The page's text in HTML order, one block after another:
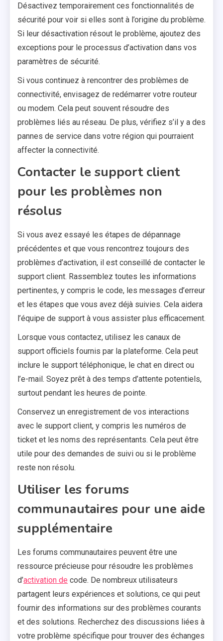
Désactivez temporairement ces fonctionnalités de
sécurité pour voir si elles sont à l’origine du problème.
Si leur désactivation résout le problème, ajoutez des
exceptions pour le processus d’activation dans vos
paramètres de sécurité.
Si vous continuez à rencontrer des problèmes de
connectivité, envisagez de redémarrer votre routeur
ou modem. Cela peut souvent résoudre des
problèmes liés au réseau. De plus, vérifiez s’il y a des
pannes de service dans votre région qui pourraient
affecter la connectivité.
Contacter le support client
pour les problèmes non
résolus
Si vous avez essayé les étapes de dépannage
précédentes et que vous rencontrez toujours des
problèmes d’activation, il est conseillé de contacter le
support client. Rassemblez toutes les informations
pertinentes, y compris le code, les messages d’erreur
et les étapes que vous avez déjà suivies. Cela aidera
l’équipe de support à vous assister plus efficacement.
Lorsque vous contactez, utilisez les canaux de
support officiels fournis par la plateforme. Cela peut
inclure le support téléphonique, le chat en direct ou
l’e-mail. Soyez prêt à des temps d’attente potentiels,
surtout pendant les heures de pointe.
Conservez un enregistrement de vos interactions
avec le support client, y compris les numéros de
ticket et les noms des représentants. Cela peut être
utile pour des demandes de suivi ou si le problème
reste non résolu.
Utiliser les forums
communautaires pour une aide
supplémentaire
Les forums communautaires peuvent être une
ressource précieuse pour résoudre les problèmes
d’activation de code. De nombreux utilisateurs
partagent leurs expériences et solutions, ce qui peut
fournir des informations sur des problèmes courants
et des solutions. Recherchez des discussions liées à
votre problème spécifique pour trouver des échanges